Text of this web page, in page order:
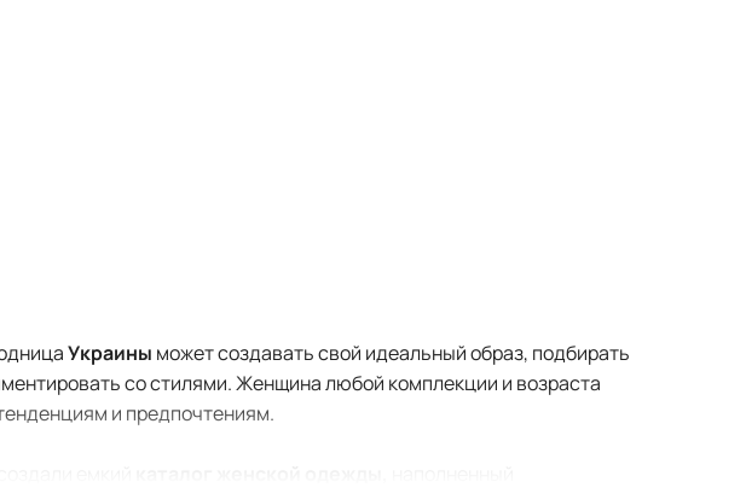
Украины может создавать свой идеальный образ, подбирать
со стилями. Женщина любой комплекции и возраста
и предпочтениям.